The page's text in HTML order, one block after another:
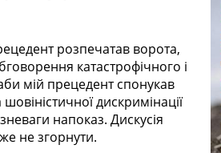
розпечатав ворота,
катастрофічного і
мій прецедент спонукав
дискримінації
напоказ. Дискусія
не згорнути.